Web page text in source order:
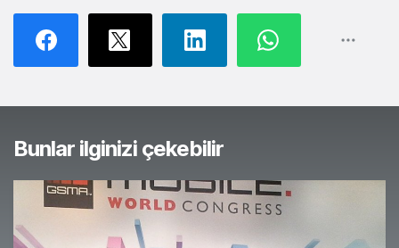
Bunlar ilginizi çekebilir